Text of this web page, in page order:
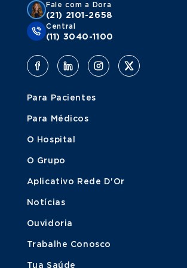
doenças contagiosas e a identificação
possíveis surtos em ambientes coletivos.
acompanhamento contínuo é essencial
condições crônicas que fragilizam o
Fale com a Dora
(21) 2101-2658
Central
(11) 3040-1100
Para Pacientes
Para Médicos
O Hospital
O Grupo
Aplicativo Rede D'Or
Notícias
Ouvidoria
Trabalhe Conosco
Tua Saúde